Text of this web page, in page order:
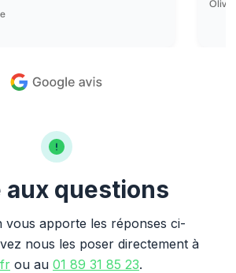
aux questions
vous apporte les réponses ci-
nous les poser directement à
ou au 01 89 31 85 23.